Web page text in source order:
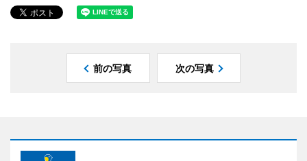
前の写真 次の写真